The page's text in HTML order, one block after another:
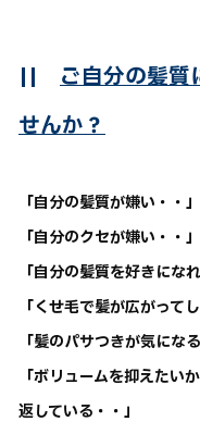
|| ご自分の髪質
せんか？
「自分の髪質が嫌い・・」
「自分のクセが嫌い・・」
「自分の髪質を好きにな
「くせ毛で髪が広がって
「髪のパサつきが気になる
「ボリュームを抑えたい
返している・・」